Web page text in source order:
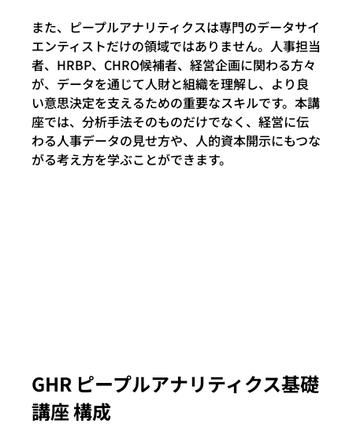
また、ピープルアナリティクスは専門のデータサイ
エンティストだけの領域ではありません。人事担当
者、HRBP、CHRO候補者、経営企画に関わる方々
が、データを通じて人財と組織を理解し、より良
い意思決定を支えるための重要なスキルです。本講
座では、分析手法そのものだけでなく、経営に伝
わる人事データの見せ方や、人的資本開示にもつな
がる考え方を学ぶことができます。
GHR ピープルアナリティクス基礎
講座 構成